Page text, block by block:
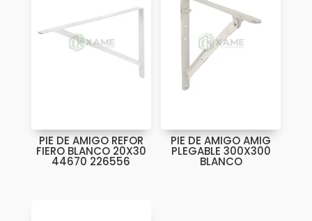
PIE DE AMIGO REFOR
FIERO BLANCO 20X30
44670 226556
PIE DE AMIGO AMIG
PLEGABLE 300X300
BLANCO